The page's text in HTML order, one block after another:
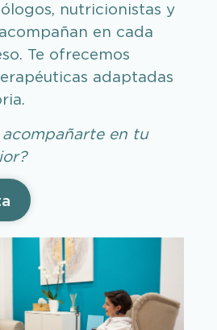
nutricionistas y
en cada
Te ofrecemos
adaptadas
en tu